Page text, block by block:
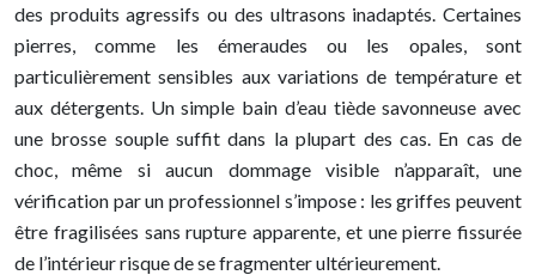
des produits agressifs ou des ultrasons inadaptés. Certaines
pierres, comme les émeraudes ou les opales, sont
particulièrement sensibles aux variations de température et
aux détergents. Un simple bain d’eau tiède savonneuse avec
une brosse souple suffit dans la plupart des cas. En cas de
choc, même si aucun dommage visible n’apparaît, une
vérification par un professionnel s’impose : les griffes peuvent
être fragilisées sans rupture apparente, et une pierre fissurée
de l’intérieur risque de se fragmenter ultérieurement.